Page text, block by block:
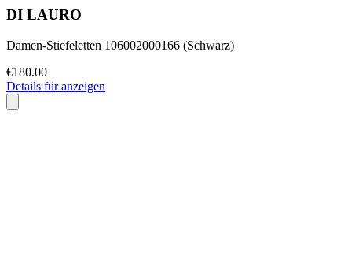
DI LAURO
Damen-Stiefeletten 106002000166 (Schwarz)
€180.00
Details für anzeigen